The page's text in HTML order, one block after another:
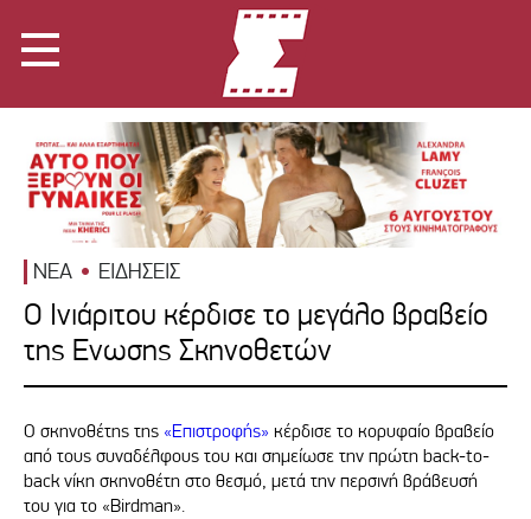
ΝΕΑ ΕΙΔΗΣΕΙΣ
Ο Ινιάριτου κέρδισε το μεγάλο βραβείο
της Ενωσης Σκηνοθετών
Ο σκηνοθέτης της «Επιστροφής» κέρδισε το κορυφαίο βραβείο
από τους συναδέλφους του και σημείωσε την πρώτη back-to-
back νίκη σκηνοθέτη στο θεσμό, μετά την περσινή βράβευσή
του για το «Birdman».